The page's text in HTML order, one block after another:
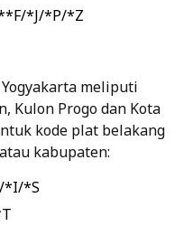
*J/*P/*Z
meliputi
Kulon Progo dan Kota
kode plat belakang
kabupaten:
*I/*S